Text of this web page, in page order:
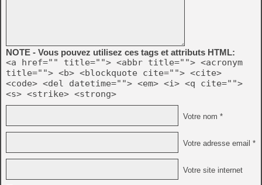
NOTE - Vous pouvez utilisez ces tags et attributs HTML:
<a href="" title=""> <abbr title=""> <acronym
title=""> <b> <blockquote cite=""> <cite>
<code> <del datetime=""> <em> <i> <q cite="">
<s> <strike> <strong>
Votre nom *
Votre adresse email *
Votre site internet